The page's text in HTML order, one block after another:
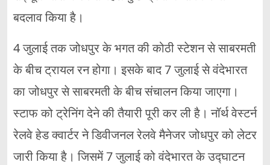
बदलाव किया है।
4 जुलाई तक जोधपुर के भगत की कोठी स्टेशन से साबरमती
के बीच ट्रायल रन होगा। इसके बाद 7 जुलाई से वंदेभारत
का जोधपुर से साबरमती के बीच संचालन किया जाएगा।
स्टाफ को ट्रेनिंग देने की तैयारी पूरी कर ली है। नॉर्थ वेस्टर्न
रेलवे हेड क्वार्टर ने डिवीजनल रेलवे मैनेजर जोधपुर को लेटर
जारी किया है। जिसमें 7 जुलाई को वंदेभारत के उद्घाटन